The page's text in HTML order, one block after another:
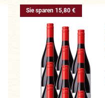
Sie sparen 15,80 €